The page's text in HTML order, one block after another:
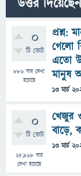
উত্তর
0
টি ভোট
886 বার দেখা
হয়েছে
প্রশ্ন:
গেলো
এতো
মানুষ
13 মার্চ
0
টি ভোট
25,968বার
দেখা হয়েছে
খেজুর
বাড়ে,
13 মার্চ